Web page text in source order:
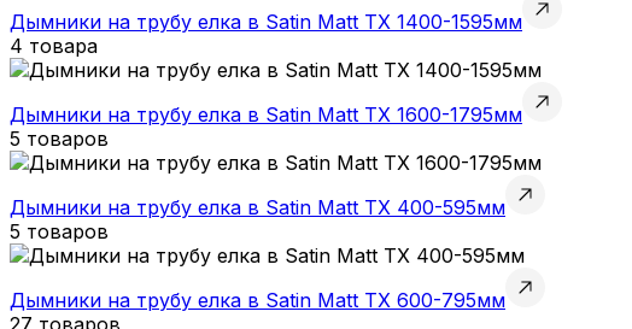
Дымники на трубу елка в Satin Matt TX 1400-1595мм
4 товара
Дымники на трубу елка в Satin Matt TX 1600-1795мм
5 товаров
Дымники на трубу елка в Satin Matt TX 400-595мм
5 товаров
Дымники на трубу елка в Satin Matt TX 600-795мм
27 товаров